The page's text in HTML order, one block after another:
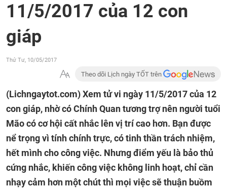
11/5/2017 của 12 con
giáp
Thứ Tư, 10/05/2017
Theo dõi Lịch ngày TỐT trên
(Lichngaytot.com)Xem tử vi ngày 11/5/2017 của 12
con giáp, nhờ có Chính Quan tương trợ nên người tuổi
Mão có cơ hội cất nhắc lên vị trí cao hơn. Bạn được
nể trọng vì tính chính trực, có tinh thần trách nhiệm,
hết mình cho công việc. Nhưng điểm yếu là bảo thủ
cứng nhắc, khiến công việc không linh hoạt, chỉ cần
nhạy cảm hơn một chút thì mọi việc sẽ thuận buồm